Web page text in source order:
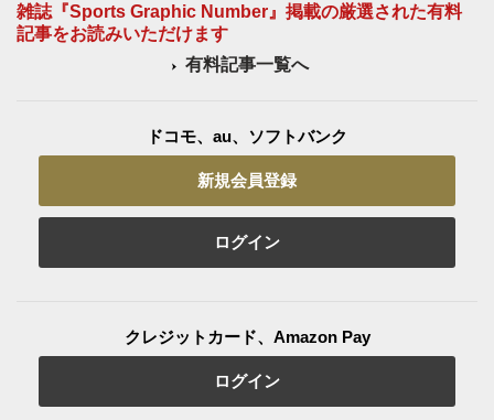
雑誌『Sports Graphic Number』掲載の厳選された有料
記事をお読みいただけます
有料記事一覧へ
ドコモ、au、ソフトバンク
新規会員登録
ログイン
クレジットカード、Amazon Pay
ログイン